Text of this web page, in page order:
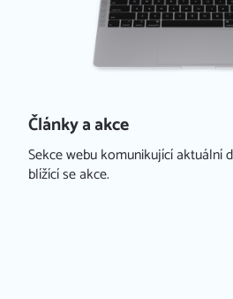
Články a akce
Sekce webu komunikující aktuální
blížící se akce.